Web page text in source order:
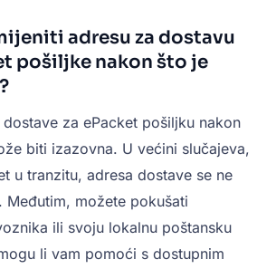
adresu za dostavu
pošiljke nakon što je
dostave za ePacket pošiljku nakon
biti izazovna. U većini slučajeva,
u tranzitu, adresa dostave se ne
Međutim, možete pokušati
ili svoju lokalnu poštansku
li vam pomoći s dostupnim